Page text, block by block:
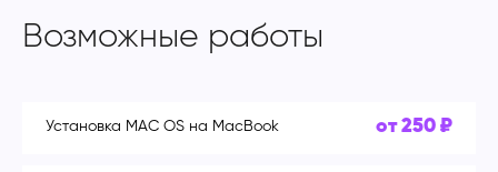
Возможные работы
Установка MAC OS на MacBook от 250 ₽